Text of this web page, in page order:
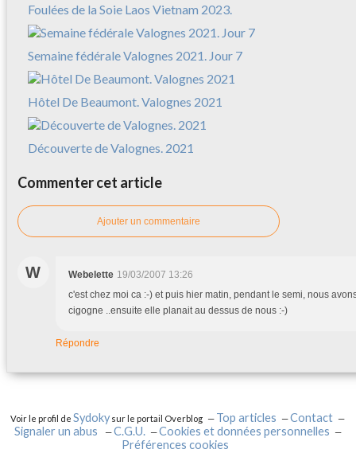
Foulées de la Soie Laos Vietnam 2023.
Semaine fédérale Valognes 2021. Jour 7
Hôtel De Beaumont. Valognes 2021
Découverte de Valognes. 2021
Commenter cet article
Ajouter un commentaire
W Webelette 19/03/2007 13:26
c'est chez moi ca :-) et puis hier matin, pendant le semi, nous
cigogne ..ensuite elle planait au dessus de nous :-)
Répondre
Voir le profil deSydokysur le portail Overblog Top articles
Contact
Signaler un abus
C.G.U.
Cookies et données personnelles
Préférences cookies